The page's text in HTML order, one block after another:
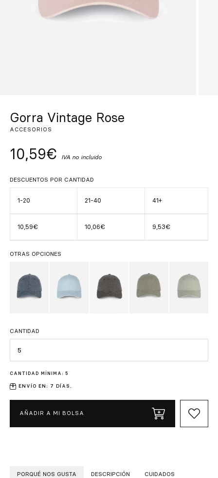
Inspírate
Gorra Vintage Rose
ACCESORIOS
10,59€ IVA no incluido
DESCUENTOS POR CANTIDAD
1-20 21-40 41+
10,59€ 10,06€ 9,53€
OTRAS OPCIONES
CANTIDAD
Cantidad
CANTIDAD MÍNIMA: 5
ENVÍO EN: 7 DÍAS.
AÑADIR A MI BOLSA
PORQUÉ NOS GUSTA DESCRIPCIÓN CUIDADOS